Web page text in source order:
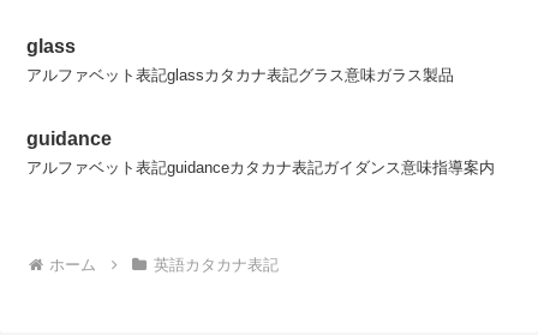
glass
アルファベット表記glassカタカナ表記グラス意味ガラス製品
guidance
アルファベット表記guidanceカタカナ表記ガイダンス意味指導案内
ホーム 英語カタカナ表記